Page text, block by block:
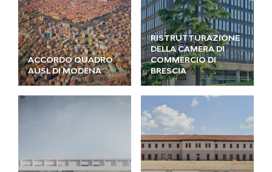
ACCORDO QUADRO
AUSL DI MODENA
RISTRUTTURAZIONE
DELLA CAMERA DI
COMMERCIO DI
BRESCIA